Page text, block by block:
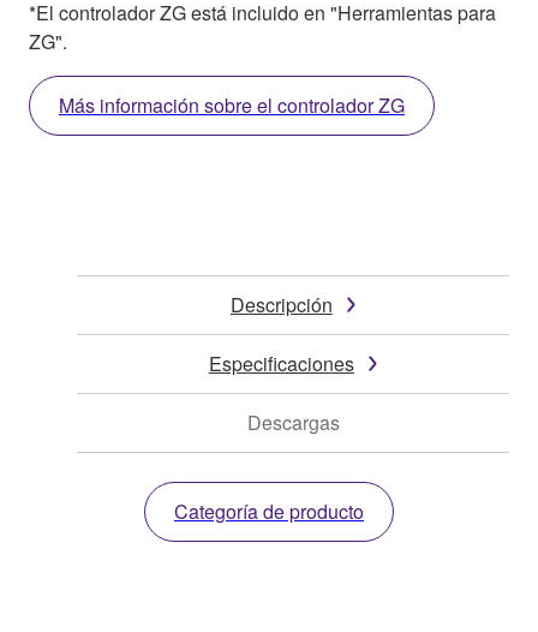
*El controlador ZG está incluido en "Herramientas para
ZG".
Más información sobre el controlador ZG
Descripción
Especificaciones
Descargas
Categoría de producto